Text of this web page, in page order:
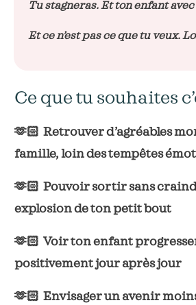
Tu stagneras. Et ton enfant
Et ce n’est pas ce que tu veux.
Ce que tu souhaites
🫶🏻 Retrouver d’agréables
famille, loin des tempêtes
🫶🏻 Pouvoir sortir sans
explosion de ton petit bout
🫶🏻 Voir ton enfant
positivement jour après jour
🫶🏻 Envisager un avenir